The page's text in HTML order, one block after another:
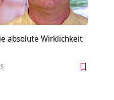
absolute Wirklichkeit